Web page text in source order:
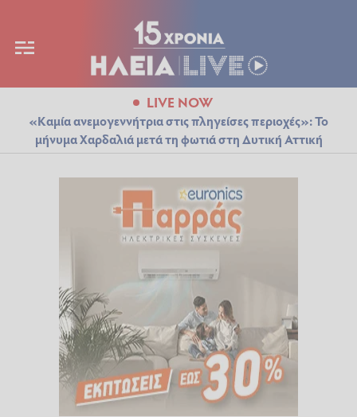
LIVE NOW
«Καμία ανεμογεννήτρια στις πληγείσες περιοχές»: Το
μήνυμα Χαρδαλιά μετά τη φωτιά στη Δυτική Αττική